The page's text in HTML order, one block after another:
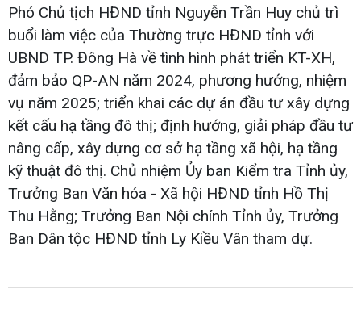
Phó Chủ tịch HĐND tỉnh Nguyễn Trần Huy chủ trì
buổi làm việc của Thường trực HĐND tỉnh với
UBND TP. Đông Hà về tình hình phát triển KT-XH,
đảm bảo QP-AN năm 2024, phương hướng, nhiệm
vụ năm 2025; triển khai các dự án đầu tư xây dựng
kết cấu hạ tầng đô thị; định hướng, giải pháp đầu tư
nâng cấp, xây dựng cơ sở hạ tầng xã hội, hạ tầng
kỹ thuật đô thị. Chủ nhiệm Ủy ban Kiểm tra Tỉnh ủy,
Trưởng Ban Văn hóa - Xã hội HĐND tỉnh Hồ Thị
Thu Hằng; Trưởng Ban Nội chính Tỉnh ủy, Trưởng
Ban Dân tộc HĐND tỉnh Ly Kiều Vân tham dự.